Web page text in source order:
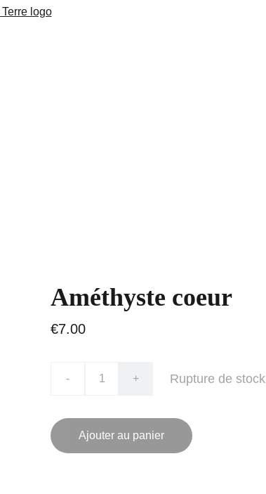
Améthyste coeur
€7.00
- + Rupture de stock
Ajouter au panier